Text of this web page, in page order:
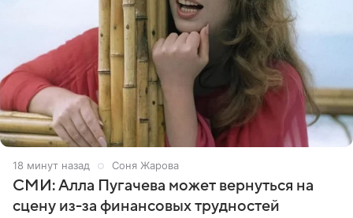
18 минут назад Соня Жарова
СМИ: Алла Пугачева может вернуться на
сцену из-за финансовых трудностей